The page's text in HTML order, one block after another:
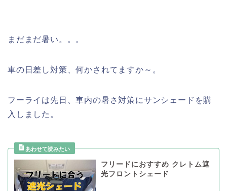
まだまだ暑い。。。
車の日差し対策、何かされてますか～。
フーライは先日、車内の暑さ対策にサンシェードを購
入しました。
フリードにおすすめ クレトム遮
光フロントシェード